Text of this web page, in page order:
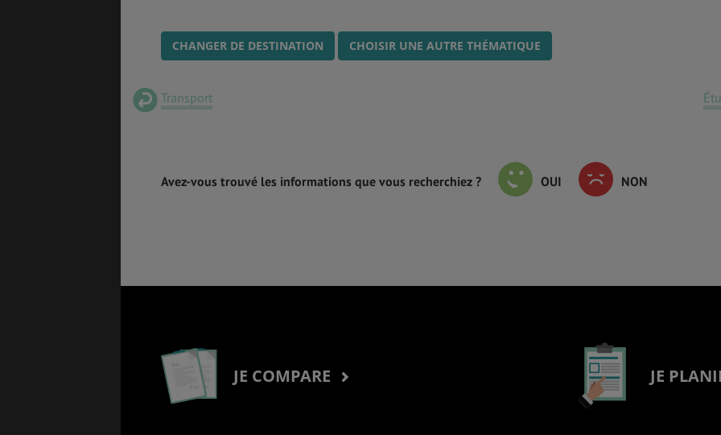
CHANGER DE DESTINATION CHOISIR UNE AUTRE THÉMATIQUE
Transport
Avez-vous trouvé les informations que vous recherchiez ? OUI NON
JE COMPARE JE